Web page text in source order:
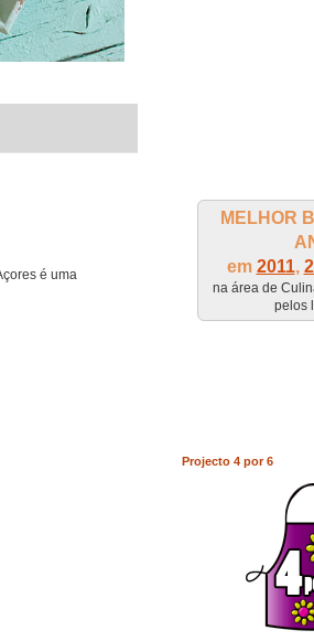
é uma
MELHOR
em 2011,
na área de
pelos
Projecto 4 por 6